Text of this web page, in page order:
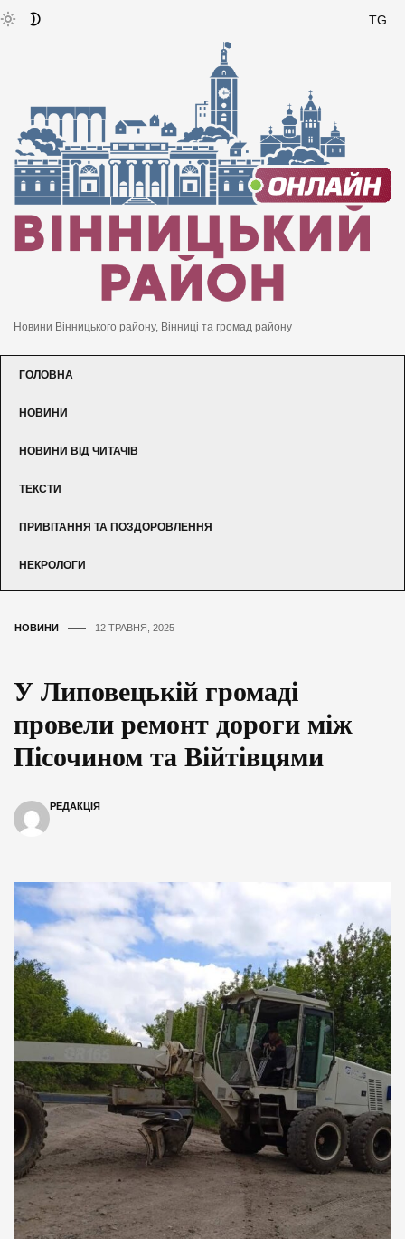
TG
Новини Вінницького району, Вінниці та громад району
ГОЛОВНА
НОВИНИ
НОВИНИ ВІД ЧИТАЧІВ
ТЕКСТИ
ПРИВІТАННЯ ТА ПОЗДОРОВЛЕННЯ
НЕКРОЛОГИ
НОВИНИ 12 ТРАВНЯ, 2025
У Липовецькій громаді
провели ремонт дороги між
Пісочином та Війтівцями
РЕДАКЦІЯ